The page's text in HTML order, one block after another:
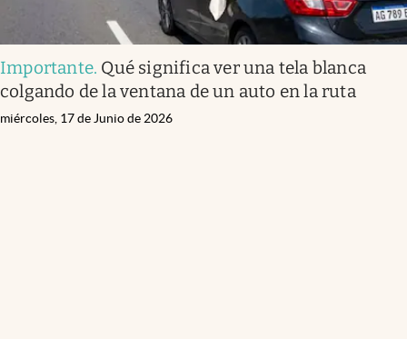
Importante. Qué significa ver una tela blanca
colgando de la ventana de un auto en la ruta
miércoles, 17 de Junio de 2026